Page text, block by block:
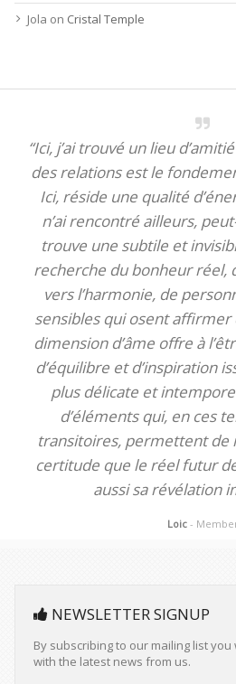
Jola on Cristal Temple
“Ici, j’ai trouvé un lieu
des relations est le
Ici, réside une qualité
n’ai rencontré ailleurs,
trouve une subtile et
recherche du bonheur réel,
vers l’harmonie, de
sensibles qui osent affirmer
dimension d’âme offre à
d’équilibre et d’inspiration
plus délicate et
d’éléments qui, en ces
transitoires, permettent de
certitude que le réel futur
aussi sa révélation
Loic -
NEWSLETTER SIGNUP
By subscribing to our mailing list
with the latest news from us.